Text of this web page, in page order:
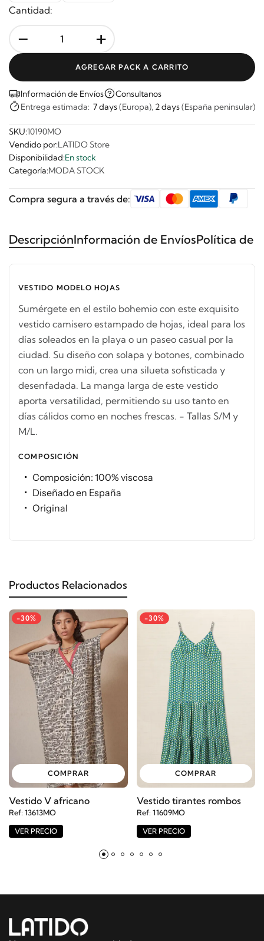
Cantidad:
- +
AGREGAR PACK A CARRITO
Información de Envíos
Consultanos
Entrega estimada: 7 days(Europa), 2 days(España peninsular)
SKU:10190MO
Vendido por:LATIDO Store
Disponibilidad:En stock
Categoría:MODA STOCK
Compra segura a través de:
DescripciónInformación de EnvíosPolítica de
VESTIDO MODELO HOJAS
Sumérgete en el estilo bohemio con este exquisito
vestido camisero estampado de hojas, ideal para los
días soleados en la playa o un paseo casual por la
ciudad. Su diseño con solapa y botones, combinado
con un largo midi, crea una silueta sofisticada y
desenfadada. La manga larga de este vestido
aporta versatilidad, permitiendo su uso tanto en
días cálidos como en noches frescas. - Tallas S/M y
M/L.
COMPOSICIÓN
Composición: 100% viscosa
Diseñado en España
Original
Productos Relacionados
-30%
COMPRAR
Vestido V africano
Ref: 13613MO
VER PRECIO
-30%
COMPRAR
Vestido tirantes rombos
Ref: 11609MO
VER PRECIO